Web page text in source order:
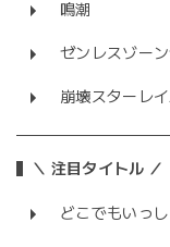
鳴潮
ゼンレスゾー
崩壊スターレ
＼ 注目タイトル ／
どこでもいっし